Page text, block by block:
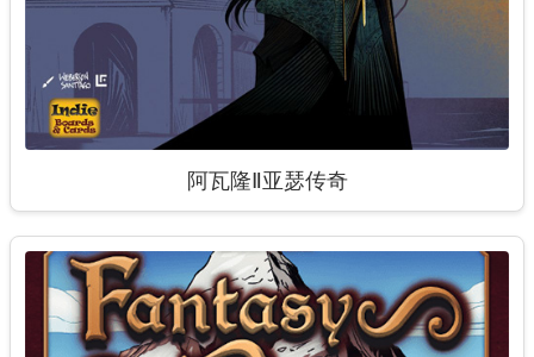
阿瓦隆Ⅱ亚瑟传奇